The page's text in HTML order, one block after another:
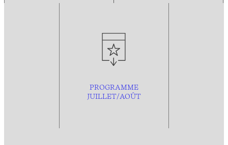
PROGRAMME
JUILLET/AOÛT